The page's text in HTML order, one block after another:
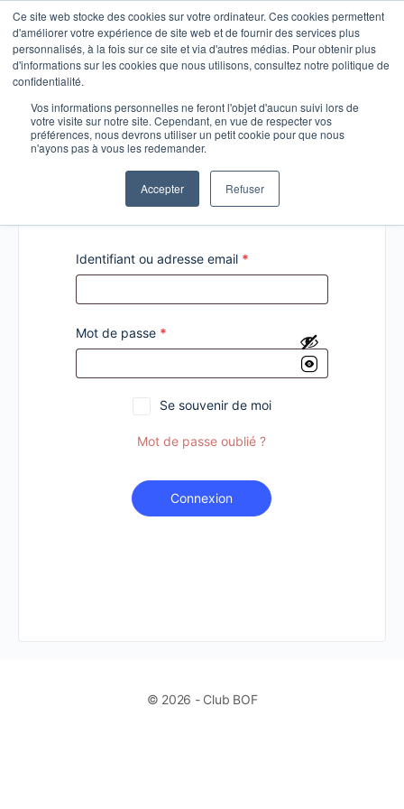
Ce site web stocke des cookies sur votre ordinateur. Ces cookies permettent
d'améliorer votre expérience de site web et de fournir des services plus
personnalisés, à la fois sur ce site et via d'autres médias. Pour obtenir plus
d'informations sur les cookies que nous utilisons, consultez notre politique de
confidentialité.
Vos informations personnelles ne feront l'objet d'aucun suivi lors de
votre visite sur notre site. Cependant, en vue de respecter vos
préférences, nous devrons utiliser un petit cookie pour que nous
n'ayons pas à vous les redemander.
Accepter Refuser
Connexion
Identifiant ou adresse email *
Mot de passe *
Se souvenir de moi
Mot de passe oublié ?
Connexion
© 2026 - Club BOF